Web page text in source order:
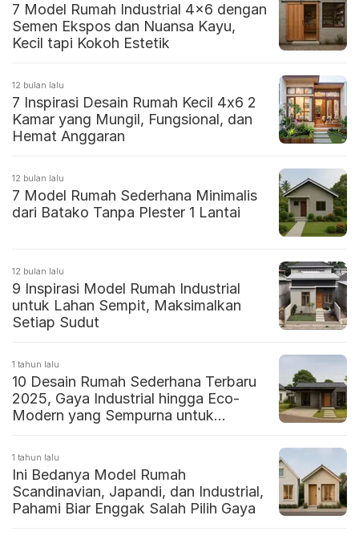
7 Model Rumah Industrial 4×6 dengan
Semen Ekspos dan Nuansa Kayu,
Kecil tapi Kokoh Estetik
12 bulan lalu
7 Inspirasi Desain Rumah Kecil 4x6 2
Kamar yang Mungil, Fungsional, dan
Hemat Anggaran
12 bulan lalu
7 Model Rumah Sederhana Minimalis
dari Batako Tanpa Plester 1 Lantai
12 bulan lalu
9 Inspirasi Model Rumah Industrial
untuk Lahan Sempit, Maksimalkan
Setiap Sudut
1 tahun lalu
10 Desain Rumah Sederhana Terbaru
2025, Gaya Industrial hingga Eco-
Modern yang Sempurna untuk
1 tahun lalu
Ini Bedanya Model Rumah
Scandinavian, Japandi, dan Industrial,
Pahami Biar Enggak Salah Pilih Gaya